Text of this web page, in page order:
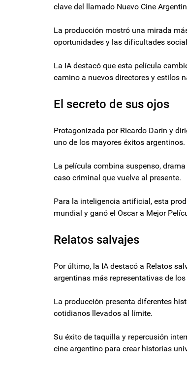
clave del llamado Nuevo Cine
La producción mostró una mirada
oportunidades y las dificultades
La IA destacó que esta película
camino a nuevos directores y estilos
El secreto de sus ojos
Protagonizada por Ricardo Darín y
uno de los mayores éxitos argentinos.
La película combina suspenso,
caso criminal que vuelve al presente.
Para la inteligencia artificial, esta
mundial y ganó el Oscar a Mejor
Relatos salvajes
Por último, la IA destacó a Relatos
argentinas más representativas de
La producción presenta diferentes
cotidianos llevados al límite.
Su éxito de taquilla y repercusión
cine argentino para crear historias